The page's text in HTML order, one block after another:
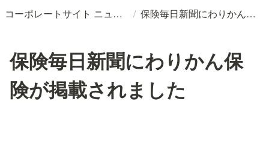
コーポレートサイト ニュースリリースDB / 保険毎日新聞にわりかん保険が掲載されました
保険毎日新聞にわりかん保
険が掲載されました